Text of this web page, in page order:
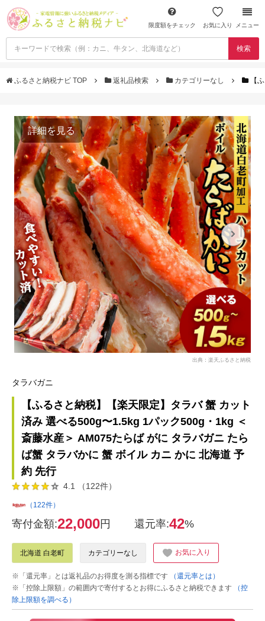
限度額をチェック お気に入り メニュー
検索
ふるさと納税ナビ TOP 返礼品検索 カテゴリーなし 【
詳細を見る
出典：楽天ふるさと納税
タラバガニ
【ふるさと納税】【楽天限定】タラバ 蟹 カット
済み 選べる500g〜1.5kg 1パック500g・1kg ＜
斎藤水産＞ AM075たらば がに タラバガニ たら
ば蟹 タラバかに 蟹 ボイル カニ かに 北海道 予
約 先行
4.1 （122件）
（122件）
寄付金額:22,000円 還元率:42%
北海道 白老町 カテゴリーなし お気に入り
※「還元率」とは返礼品のお得度を測る指標です
（還元率とは）
※「控除上限額」の範囲内で寄付するとお得にふるさと納税できます
（控
除上限額を調べる）